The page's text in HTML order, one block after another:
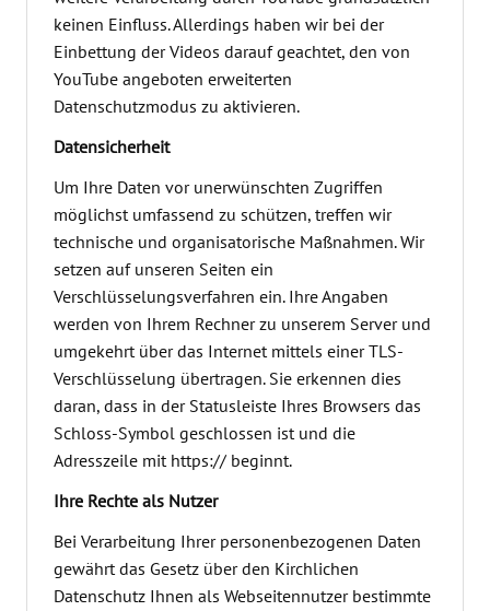
keinen Einfluss. Allerdings haben wir bei der
Einbettung der Videos darauf geachtet, den von
YouTube angeboten erweiterten
Datenschutzmodus zu aktivieren.
Datensicherheit
Um Ihre Daten vor unerwünschten Zugriffen
möglichst umfassend zu schützen, treffen wir
technische und organisatorische Maßnahmen. Wir
setzen auf unseren Seiten ein
Verschlüsselungsverfahren ein. Ihre Angaben
werden von Ihrem Rechner zu unserem Server und
umgekehrt über das Internet mittels einer TLS-
Verschlüsselung übertragen. Sie erkennen dies
daran, dass in der Statusleiste Ihres Browsers das
Schloss-Symbol geschlossen ist und die
Adresszeile mit https:// beginnt.
Ihre Rechte als Nutzer
Bei Verarbeitung Ihrer personenbezogenen Daten
gewährt das Gesetz über den Kirchlichen
Datenschutz Ihnen als Webseitennutzer bestimmte